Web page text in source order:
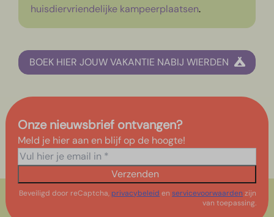
huisdiervriendelijke kampeerplaatsen.
BOEK HIER JOUW VAKANTIE NABIJ WIERDEN
Onze nieuwsbrief ontvangen?
Meld je hier aan en blijf op de hoogte!
Verzenden
Beveiligd door reCaptcha, privacybeleid enservicevoorwaarden zijn
van toepassing.